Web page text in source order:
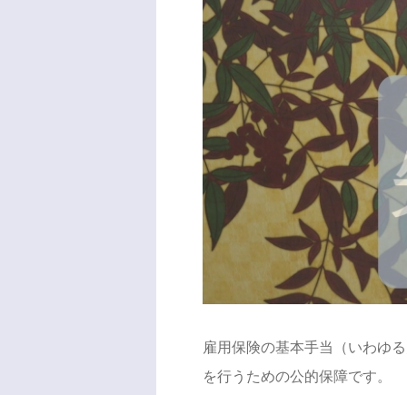
雇用保険の基本手当（いわゆ
を行うための公的保障です。